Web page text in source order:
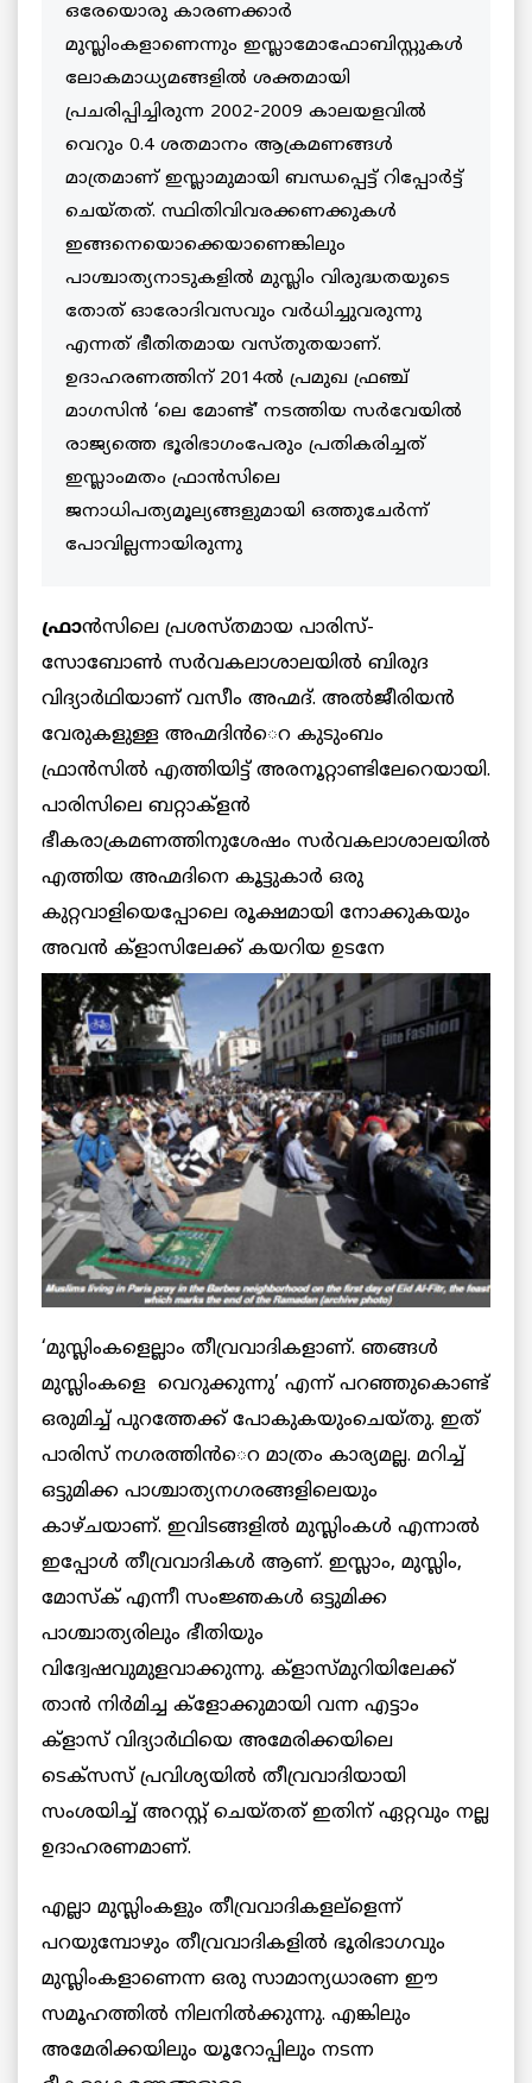
ഒരേയൊരു കാരണക്കാര്‍
മുസ്ലിംകളാണെന്നും ഇസ്ലാമോഫോബിസ്റ്റുകള്‍
ലോകമാധ്യമങ്ങളില്‍ ശക്തമായി
പ്രചരിപ്പിച്ചിരുന്ന 2002-2009 കാലയളവില്‍
വെറും 0.4 ശതമാനം ആക്രമണങ്ങള്‍
മാത്രമാണ് ഇസ്ലാമുമായി ബന്ധപ്പെട്ട് റിപ്പോര്‍ട്ട്
ചെയ്തത്. സ്ഥിതിവിവരക്കണക്കുകള്‍
ഇങ്ങനെയൊക്കെയാണെങ്കിലും
പാശ്ചാത്യനാടുകളില്‍ മുസ്ലിം വിരുദ്ധതയുടെ
തോത് ഓരോദിവസവും വര്‍ധിച്ചുവരുന്നു
എന്നത് ഭീതിതമായ വസ്തുതയാണ്.
ഉദാഹരണത്തിന് 2014ല്‍ പ്രമുഖ ഫ്രഞ്ച്
മാഗസിന്‍ ‘ലെ മോണ്ട്’ നടത്തിയ സര്‍വേയില്‍
രാജ്യത്തെ ഭൂരിഭാഗംപേരും പ്രതികരിച്ചത്
ഇസ്ലാംമതം ഫ്രാന്‍സിലെ
ജനാധിപത്യമൂല്യങ്ങളുമായി ഒത്തുചേര്‍ന്ന്
പോവില്ലന്നായിരുന്നു
ഫ്രാന്‍സിലെ പ്രശസ്തമായ പാരിസ്-
സോബോണ്‍ സര്‍വകലാശാലയില്‍ ബിരുദ
വിദ്യാര്‍ഥിയാണ് വസീം അഹ്മദ്. അല്‍ജീരിയന്‍
വേരുകളുള്ള അഹ്മദിന്‍െറ കുടുംബം
ഫ്രാന്‍സില്‍ എത്തിയിട്ട് അരനൂറ്റാണ്ടിലേറെയായി.
പാരിസിലെ ബറ്റാക്ളന്‍
ഭീകരാക്രമണത്തിനുശേഷം സര്‍വകലാശാലയില്‍
എത്തിയ അഹ്മദിനെ കൂട്ടുകാര്‍ ഒരു
കുറ്റവാളിയെപ്പോലെ രൂക്ഷമായി നോക്കുകയും
അവന്‍ ക്ളാസിലേക്ക് കയറിയ ഉടനേ
‘മുസ്ലിംകളെല്ലാം തീവ്രവാദികളാണ്. ഞങ്ങള്‍
മുസ്ലിംകളെ വെറുക്കുന്നു’ എന്ന് പറഞ്ഞുകൊണ്ട്
ഒരുമിച്ച് പുറത്തേക്ക് പോകുകയുംചെയ്തു. ഇത്
പാരിസ് നഗരത്തിന്‍െറ മാത്രം കാര്യമല്ല. മറിച്ച്
ഒട്ടുമിക്ക പാശ്ചാത്യനഗരങ്ങളിലെയും
കാഴ്ചയാണ്. ഇവിടങ്ങളില്‍ മുസ്ലിംകള്‍ എന്നാല്‍
ഇപ്പോള്‍ തീവ്രവാദികള്‍ ആണ്. ഇസ്ലാം, മുസ്ലിം,
മോസ്ക് എന്നീ സംജ്ഞകള്‍ ഒട്ടുമിക്ക
പാശ്ചാത്യരിലും ഭീതിയും
വിദ്വേഷവുമുളവാക്കുന്നു. ക്ളാസ്മുറിയിലേക്ക്
താന്‍ നിര്‍മിച്ച ക്ളോക്കുമായി വന്ന എട്ടാം
ക്ളാസ് വിദ്യാര്‍ഥിയെ അമേരിക്കയിലെ
ടെക്സസ് പ്രവിശ്യയില്‍ തീവ്രവാദിയായി
സംശയിച്ച് അറസ്റ്റ് ചെയ്തത് ഇതിന് ഏറ്റവും നല്ല
ഉദാഹരണമാണ്.
എല്ലാ മുസ്ലിംകളും തീവ്രവാദികളല്ളെന്ന്
പറയുമ്പോഴും തീവ്രവാദികളില്‍ ഭൂരിഭാഗവും
മുസ്ലിംകളാണെന്ന ഒരു സാമാന്യധാരണ ഈ
സമൂഹത്തില്‍ നിലനില്‍ക്കുന്നു. എങ്കിലും
അമേരിക്കയിലും യൂറോപ്പിലും നടന്ന